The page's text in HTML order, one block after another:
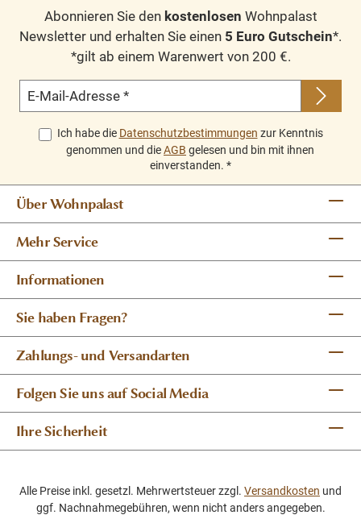
Abonnieren Sie den kostenlosen Wohnpalast
Newsletter und erhalten Sie einen 5 Euro Gutschein*.
*gilt ab einem Warenwert von 200 €.
E-Mail-Adresse *
Ich habe die Datenschutzbestimmungen zur Kenntnis
genommen und dieAGB gelesen und bin mit ihnen
einverstanden. *
Über Wohnpalast
Mehr Service
Informationen
Sie haben Fragen?
Zahlungs- und Versandarten
Folgen Sie uns auf Social Media
Ihre Sicherheit
Alle Preise inkl. gesetzl. Mehrwertsteuer zzgl. Versandkosten und
ggf. Nachnahmegebühren, wenn nicht anders angegeben.